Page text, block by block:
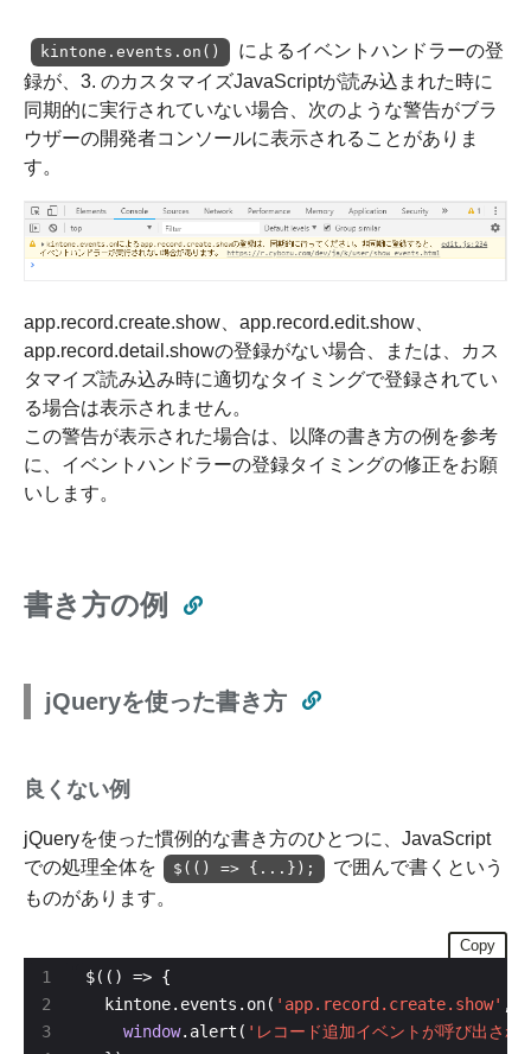
kintone.events.on()
によるイベントハンドラーの登
録が、3. のカスタマイズJavaScriptが読み込まれた時に
同期的に実行されていない場合、次のような警告がブラ
ウザーの開発者コンソールに表示されることがありま
す。
app.record.create.show、app.record.edit.show、
app.record.detail.showの登録がない場合、または、カス
タマイズ読み込み時に適切なタイミングで登録されてい
る場合は表示されません。
この警告が表示された場合は、以降の書き方の例を参考
に、イベントハンドラーの登録タイミングの修正をお願
いします。
書き方の例
jQueryを使った書き方
良くない例
jQueryを使った慣例的な書き方のひとつに、JavaScript
での処理全体を
$(() => {...});
で囲んで書くという
ものがあります。
Copy
3
  kintone.events.on(
'app.record.create.show'
window.alert( 'レコード追加イベントが呼び出され